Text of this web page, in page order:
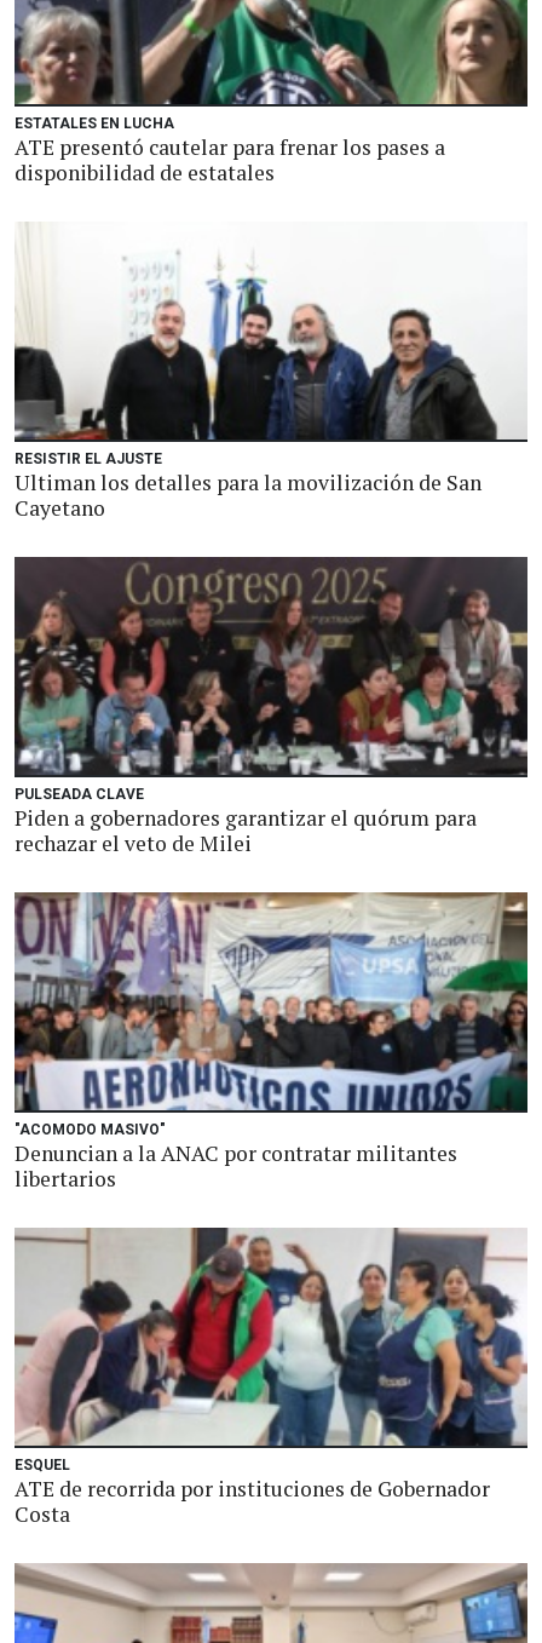
ESTATALES EN LUCHA
ATE presentó cautelar para frenar los pases a
disponibilidad de estatales
RESISTIR EL AJUSTE
Ultiman los detalles para la movilización de San
Cayetano
PULSEADA CLAVE
Piden a gobernadores garantizar el quórum para
rechazar el veto de Milei
"ACOMODO MASIVO"
Denuncian a la ANAC por contratar militantes
libertarios
ESQUEL
ATE de recorrida por instituciones de Gobernador
Costa